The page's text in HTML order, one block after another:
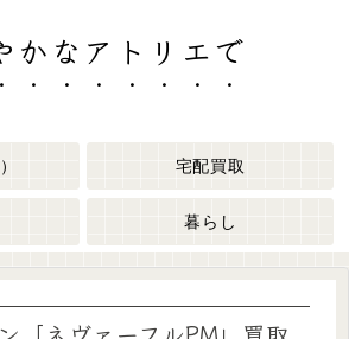
かなアトリエで
宅配買取
暮らし